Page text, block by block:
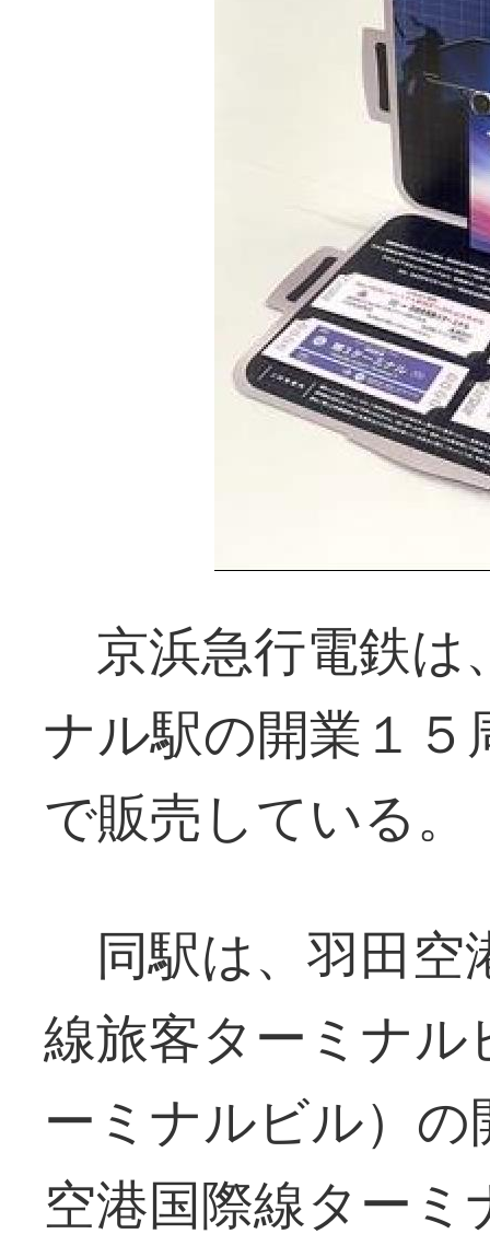
京浜急行電鉄は
ナル駅の開業１５
で販売している。
同駅は、羽田空
線旅客ターミナ
ーミナルビル）
空港国際線ター